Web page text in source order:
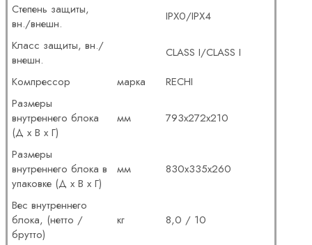
Степень защиты,
вн./внешн.
IPX0/IPX4
Класс защиты, вн./
внешн.
CLASS I/CLASS I
Компрессор
марка
RECHI
Размеры
внутреннего блока
(Д x В x Г)
мм 793x272x210
Размеры
внутреннего блока в
упаковке (Д x В x Г)
мм 830x335x260
Вес внутреннего
блока, (нетто /
брутто)
кг 8,0 / 10